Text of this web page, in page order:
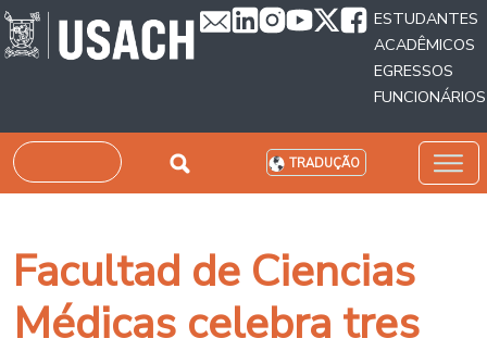
Passar para o conteúdo principal
ESTUDANTES
ACADÊMICOS
EGRESSOS
FUNCIONÁRIOS
Pesquisar TRADUÇÃO
Facultad de Ciencias
Médicas celebra tres